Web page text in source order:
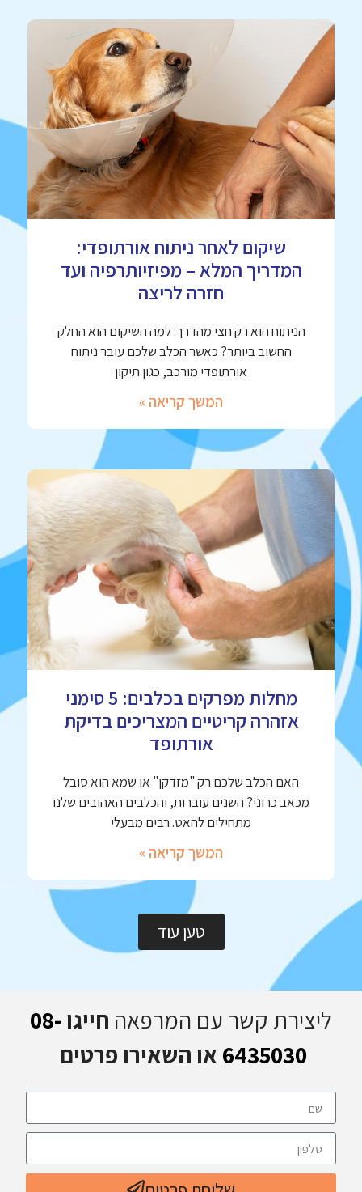
שיקום לאחר ניתוח אורתופדי:
המדריך המלא – מפיזיותרפיה ועד
חזרה לריצה
הניתוח הוא רק חצי מהדרך: למה השיקום הוא החלק
החשוב ביותר? כאשר הכלב שלכם עובר ניתוח
אורתופדי מורכב, כגון תיקון
המשך קריאה »
מחלות מפרקים בכלבים: 5 סימני
אזהרה קריטיים המצריכים בדיקת
אורתופד
האם הכלב שלכם רק "מזדקן" או שמא הוא סובל
מכאב כרוני? השנים עוברות, והכלבים האהובים שלנו
מתחילים להאט. רבים מבעלי
המשך קריאה »
טען עוד
ליצירת קשר עם המרפאה חייגו 08-
6435030 או השאירו פרטים